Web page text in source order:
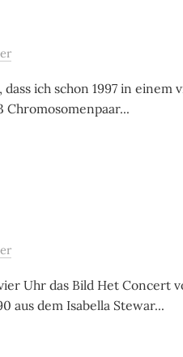
ich schon 1997 in einem
Chromosomenpaar...
Uhr das Bild Het Concert
aus dem Isabella Stewar...